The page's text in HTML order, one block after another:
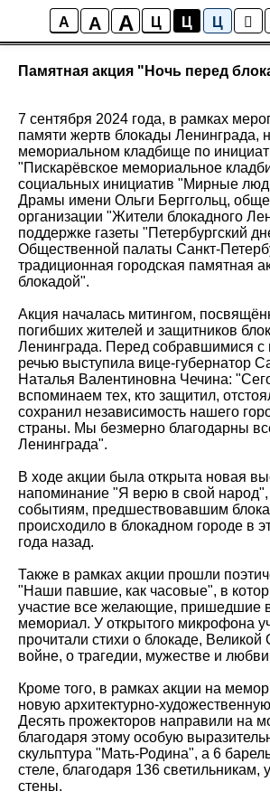
A A A Ц Ц Ц
Новости
Памятная акция "Ночь перед
7 сентября 2024 года, в рамках
памяти жертв блокады Ленинграда,
мемориальном кладбище по
"Пискарёвское мемориальное
социальных инициатив "Мирные
Драмы имени Ольги Берггольц,
организации "Жители блокадного
поддержке газеты "Петербургский
Общественной палаты Санкт-
традиционная городская памятная
блокадой".
Акция началась митингом,
погибших жителей и защитников
Ленинграда. Перед собравшимися с
речью выступила вице-губернатор
Наталья Валентиновна Чечина:
вспоминаем тех, кто защитил,
сохранил независимость нашего
страны. Мы безмерно благодарны
Ленинграда".
В ходе акции была открыта новая
напоминание "Я верю в свой
событиям, предшествовавшим
происходило в блокадном городе в
года назад.
Также в рамках акции прошли
"Наши павшие, как часовые", в
участие все желающие, пришедшие в
мемориал. У открытого микрофона
прочитали стихи о блокаде, Великой
войне, о трагедии, мужестве и
Кроме того, в рамках акции на
новую архитектурно-художественную
Десять прожекторов направили на
благодаря этому особую
скульптура "Мать-Родина", а 6
стеле, благодаря 136 светильникам,
стены.